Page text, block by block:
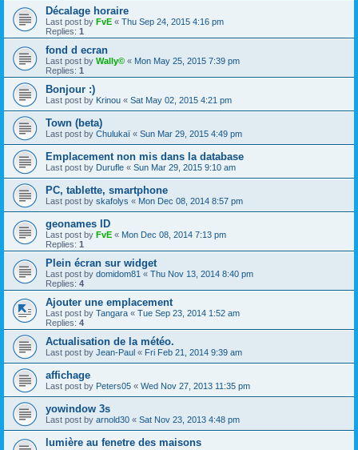
Décalage horaire
Last post by FvE « Thu Sep 24, 2015 4:16 pm
Replies: 1
fond d ecran
Last post by Wally© « Mon May 25, 2015 7:39 pm
Replies: 1
Bonjour :)
Last post by Krinou « Sat May 02, 2015 4:21 pm
Town (beta)
Last post by Chulukaï « Sun Mar 29, 2015 4:49 pm
Emplacement non mis dans la database
Last post by Durufle « Sun Mar 29, 2015 9:10 am
PC, tablette, smartphone
Last post by skafolys « Mon Dec 08, 2014 8:57 pm
geonames ID
Last post by FvE « Mon Dec 08, 2014 7:13 pm
Replies: 1
Plein écran sur widget
Last post by domidom81 « Thu Nov 13, 2014 8:40 pm
Replies: 4
Ajouter une emplacement
Last post by Tangara « Tue Sep 23, 2014 1:52 am
Replies: 4
Actualisation de la météo.
Last post by Jean-Paul « Fri Feb 21, 2014 9:39 am
affichage
Last post by Peters05 « Wed Nov 27, 2013 11:35 pm
yowindow 3s
Last post by arnold30 « Sat Nov 23, 2013 4:48 pm
lumière au fenetre des maisons